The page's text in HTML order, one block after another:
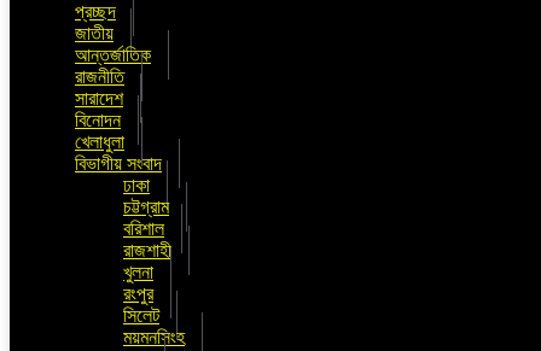
প্রচ্ছদ
জাতীয়
আন্তর্জাতিক
রাজনীতি
সারাদেশ
বিনোদন
খেলাধুলা
বিভাগীয় সংবাদ
ঢাকা
চট্টগ্রাম
বরিশাল
রাজশাহী
খুলনা
রংপুর
সিলেট
ময়মনসিংহ